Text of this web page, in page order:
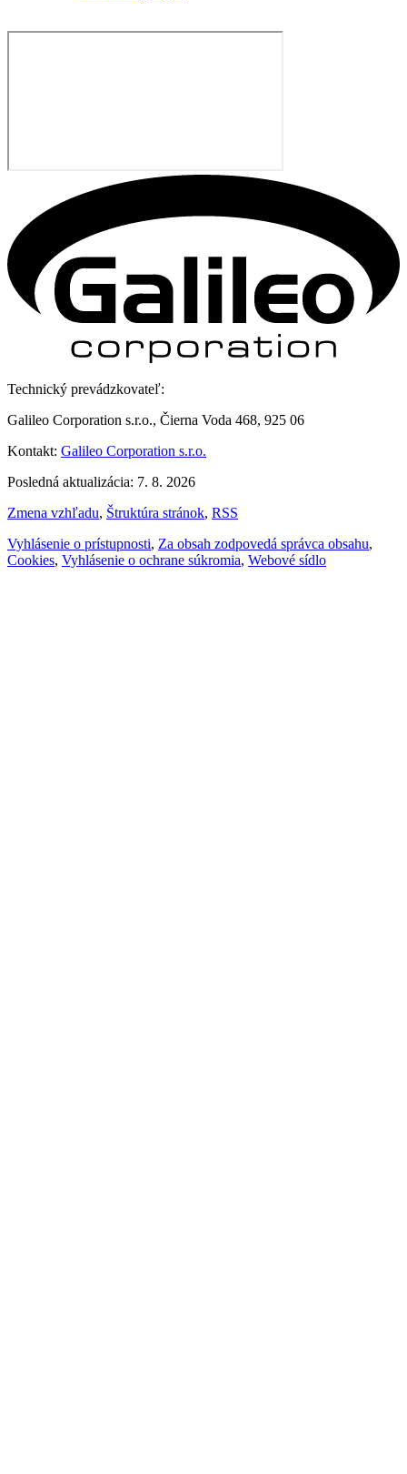
Technický prevádzkovateľ:
Galileo Corporation s.r.o., Čierna Voda 468, 925 06
Kontakt: Galileo Corporation s.r.o.
Posledná aktualizácia: 7. 8. 2026
Zmena vzhľadu, Štruktúra stránok, RSS
Vyhlásenie o prístupnosti, Za obsah zodpovedá správca obsahu,
Cookies, Vyhlásenie o ochrane súkromia, Webové sídlo